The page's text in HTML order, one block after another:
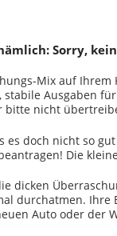
Sorry,
Mix auf Ihrem
stabile Ausgaben
bitte nicht
es doch nicht so
Die
dicken
durchatmen. Ihre
Auto oder der